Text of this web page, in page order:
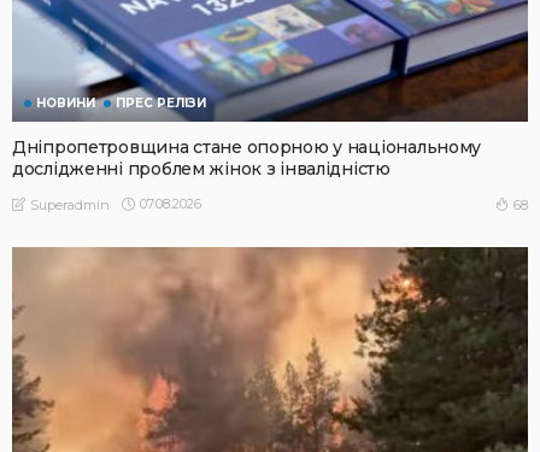
НОВИНИ ПРЕС РЕЛІЗИ
Дніпропетровщина стане опорною у національному
дослідженні проблем жінок з інвалідністю
Superadmin 07.08.2026 68